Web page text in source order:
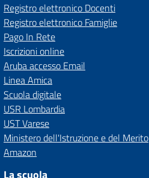
Registro elettronico Docenti
Registro elettronico Famiglie
Pago In Rete
Iscrizioni online
Aruba accesso Email
Linea Amica
Scuola digitale
USR Lombardia
UST Varese
Ministero dell'Istruzione e del Merito
Amazon